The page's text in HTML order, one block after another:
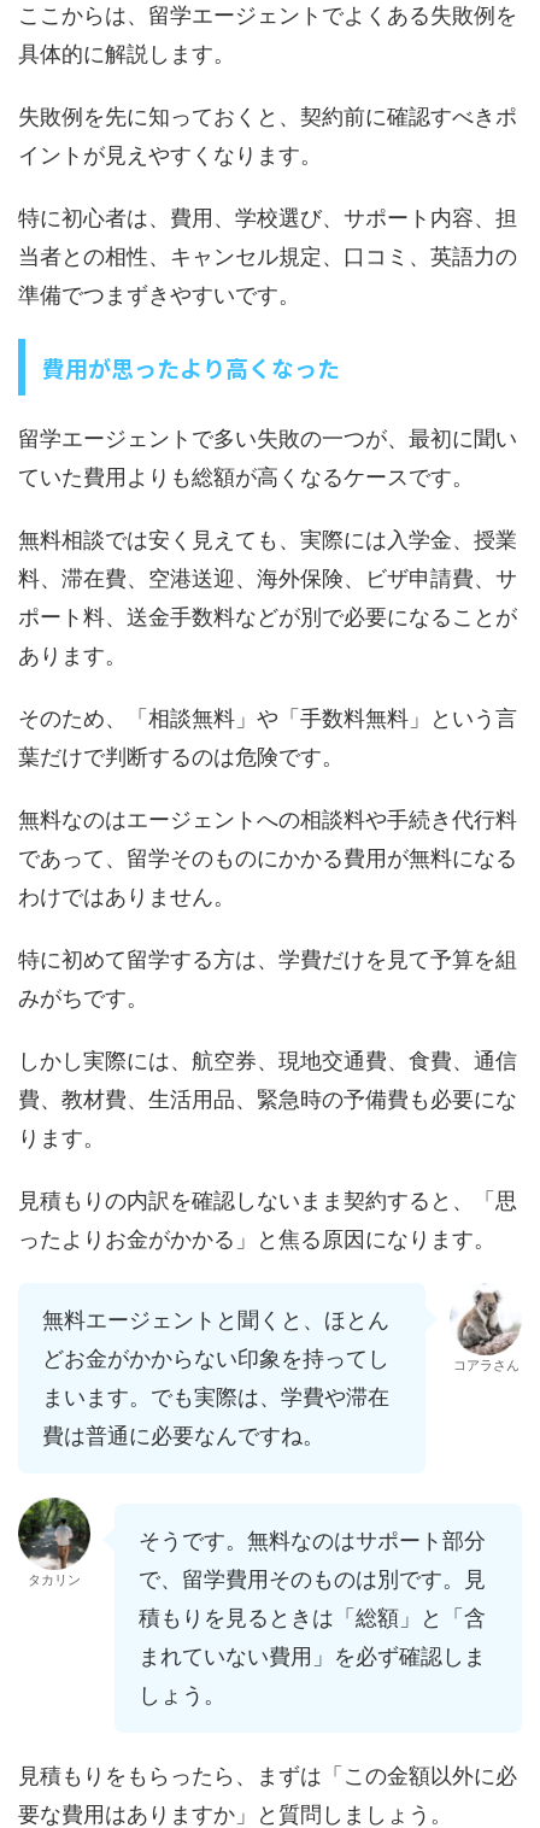
ここからは、留学エージェントでよくある失敗例を
具体的に解説します。
失敗例を先に知っておくと、契約前に確認すべきポ
イントが見えやすくなります。
特に初心者は、費用、学校選び、サポート内容、担
当者との相性、キャンセル規定、口コミ、英語力の
準備でつまずきやすいです。
費用が思ったより高くなった
留学エージェントで多い失敗の一つが、最初に聞い
ていた費用よりも総額が高くなるケースです。
無料相談では安く見えても、実際には入学金、授業
料、滞在費、空港送迎、海外保険、ビザ申請費、サ
ポート料、送金手数料などが別で必要になることが
あります。
そのため、「相談無料」や「手数料無料」という言
葉だけで判断するのは危険です。
無料なのはエージェントへの相談料や手続き代行料
であって、留学そのものにかかる費用が無料になる
わけではありません。
特に初めて留学する方は、学費だけを見て予算を組
みがちです。
しかし実際には、航空券、現地交通費、食費、通信
費、教材費、生活用品、緊急時の予備費も必要にな
ります。
見積もりの内訳を確認しないまま契約すると、「思
ったよりお金がかかる」と焦る原因になります。
無料エージェントと聞くと、ほとん
どお金がかからない印象を持ってし
まいます。でも実際は、学費や滞在
費は普通に必要なんですね。
コアラさん
タカリン
そうです。無料なのはサポート部分
で、留学費用そのものは別です。見
積もりを見るときは「総額」と「含
まれていない費用」を必ず確認しま
しょう。
見積もりをもらったら、まずは「この金額以外に必
要な費用はありますか」と質問しましょう。